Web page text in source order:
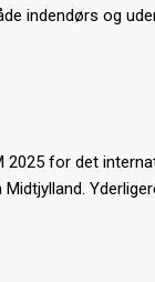
indendørs og
2025 for det